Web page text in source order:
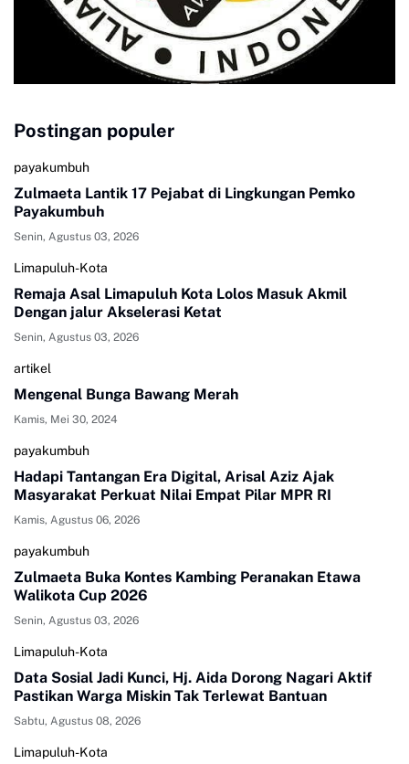
Postingan populer
payakumbuh
Zulmaeta Lantik 17 Pejabat di Lingkungan Pemko
Payakumbuh
Senin, Agustus 03, 2026
Limapuluh-Kota
Remaja Asal Limapuluh Kota Lolos Masuk Akmil
Dengan jalur Akselerasi Ketat
Senin, Agustus 03, 2026
artikel
Mengenal Bunga Bawang Merah
Kamis, Mei 30, 2024
payakumbuh
Hadapi Tantangan Era Digital, Arisal Aziz Ajak
Masyarakat Perkuat Nilai Empat Pilar MPR RI
Kamis, Agustus 06, 2026
payakumbuh
Zulmaeta Buka Kontes Kambing Peranakan Etawa
Walikota Cup 2026
Senin, Agustus 03, 2026
Limapuluh-Kota
Data Sosial Jadi Kunci, Hj. Aida Dorong Nagari Aktif
Pastikan Warga Miskin Tak Terlewat Bantuan
Sabtu, Agustus 08, 2026
Limapuluh-Kota